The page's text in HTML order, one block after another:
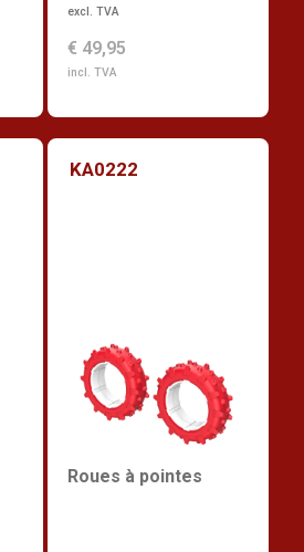
excl. TVA
€ 49,95
incl. TVA
KA0222
Roues à pointes